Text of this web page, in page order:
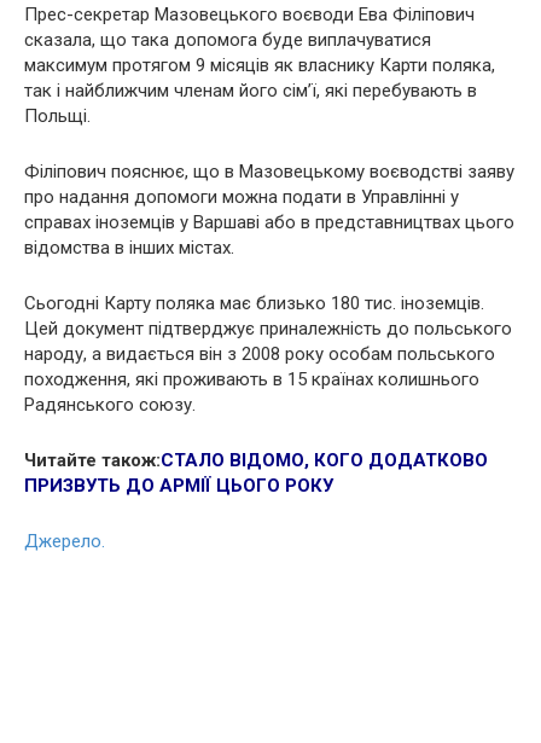
Прес-секретар Мазовецького воєводи Ева Філіпович
сказала, що така допомога буде виплачуватися
максимум протягом 9 місяців як власнику Карти поляка,
так і найближчим членам його сім’ї, які перебувають в
Польщі.
Філіпович пояснює, що в Мазовецькому воєводстві заяву
про надання допомоги можна подати в Управлінні у
справах іноземців у Варшаві або в представництвах цього
відомства в інших містах.
Сьогодні Карту поляка має близько 180 тис. іноземців.
Цей документ підтверджує приналежність до польського
народу, а видається він з 2008 року особам польського
походження, які проживають в 15 країнах колишнього
Радянського союзу.
Читайте також:СТАЛО ВІДОМО, КОГО ДОДАТКОВО
ПРИЗВУТЬ ДО АРМІЇ ЦЬОГО РОКУ
Джерело.